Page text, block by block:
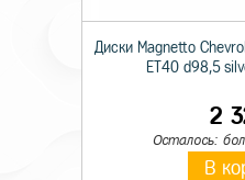
Диски Magnetto
ET40 d98,5
2
Осталось:
В